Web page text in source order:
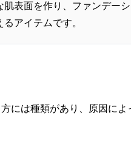
表面を作り、ファンデー
アイテムです。
は種類があり、原因によ